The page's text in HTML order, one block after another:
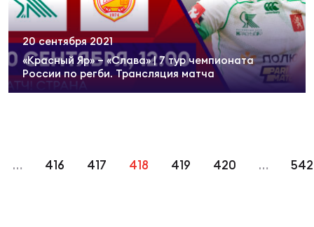
«Красный Яр» – «Слава» | 7 тур чемпионата
России по регби. Трансляция матча
20 сентября 2021
… 416 417 418 419 420 … 542